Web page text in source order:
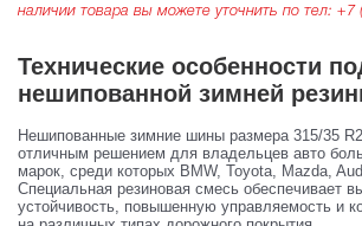
наличии товара вы можете уточнить по тел: +7
Технические особенности
нешипованной зимней
Нешипованные зимние шины размера 315/35
отличным решением для владельцев авто
марок, среди которых BMW, Toyota, Mazda,
Специальная резиновая смесь обеспечивает
устойчивость, повышенную управляемость и